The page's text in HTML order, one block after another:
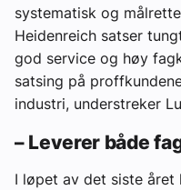
systematisk og
Heidenreich satser
god service og høy
satsing på
industri, understreker
– Leverer både
I løpet av det siste året